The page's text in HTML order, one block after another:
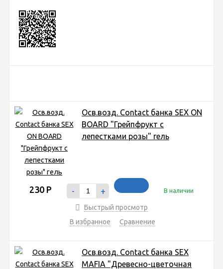
Осв.возд. Соntact банка SEX ON
BOARD "Грейпфрукт с
лепестками розы" гель
230 Р - + В наличии
Быстрый просмотр
В избранное
Сравнение
Осв.возд. Соntact банка SEX
MAFIA "Древесно-цветочная